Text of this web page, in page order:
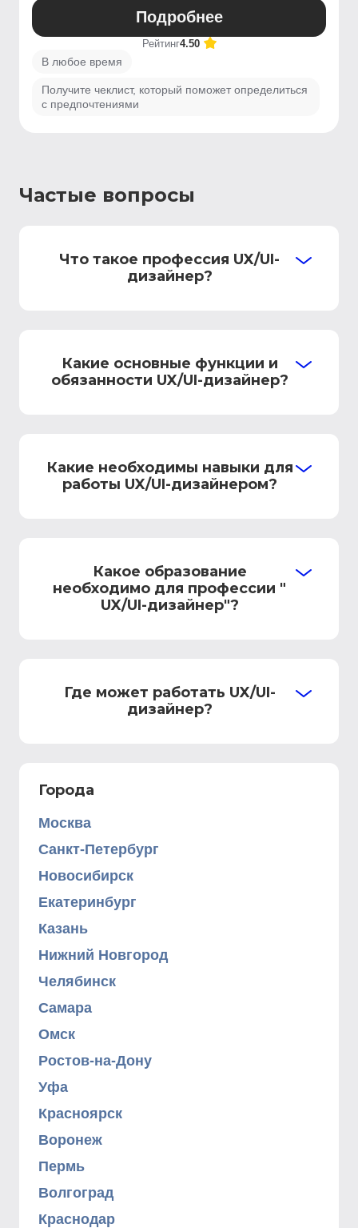
Подробнее
Рейтинг4.50
В любое время
Получите чеклист, который поможет определиться
с предпочтениями
Частые вопросы
Что такое профессия UX/UI-
дизайнер?
Какие основные функции и
обязанности UX/UI-дизайнер?
Какие необходимы навыки для
работы UX/UI-дизайнером?
Какое образование
необходимо для профессии "
UX/UI-дизайнер"?
Где может работать UX/UI-
дизайнер?
Города
Москва
Санкт-Петербург
Новосибирск
Екатеринбург
Казань
Нижний Новгород
Челябинск
Самара
Омск
Ростов-на-Дону
Уфа
Красноярск
Воронеж
Пермь
Волгоград
Краснодар